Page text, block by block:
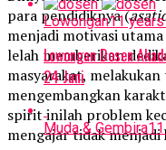
para pendidiknya (
menjadi motivasi
lelah memberikan
masyarakat,
mengembangkan
spirit inilah problem
mengajar tidak
Lowongan11
Lowongan Dosen
24 Juni
Muda & Gembira